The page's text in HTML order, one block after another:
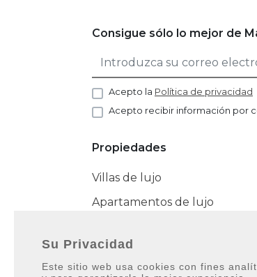
Consigue sólo lo mejor de
Acepto la Política de privacidad
Acepto recibir información por
Propiedades
Villas de lujo
Apartamentos de lujo
Su Privacidad
Este sitio web usa cookies con fines